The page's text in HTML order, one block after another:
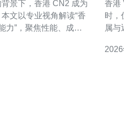
景下，香港 CN2 成为
文以专业视角解读“香
力”，聚焦性能、成本
线
香港
时，
属与
单并